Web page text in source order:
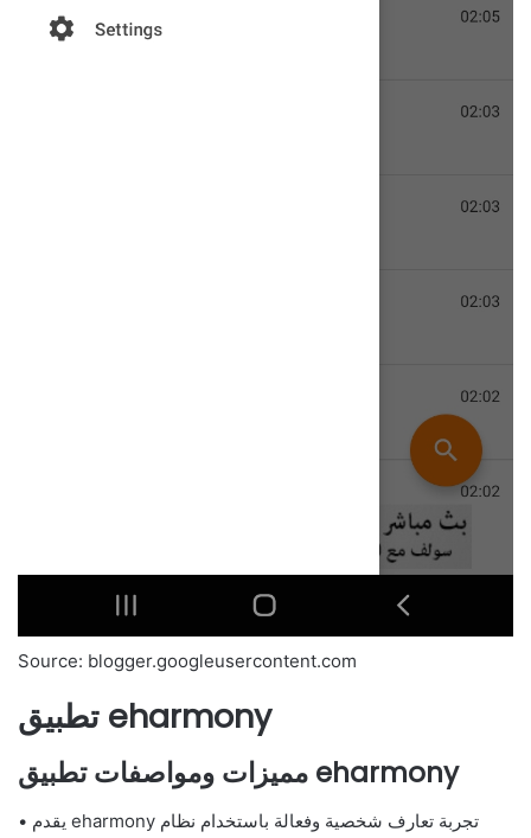
Source: blogger.googleusercontent.com
تطبيق eharmony
مميزات ومواصفات تطبيق eharmony
• يقدم eharmony تجربة تعارف شخصية وفعالة باستخدام نظام